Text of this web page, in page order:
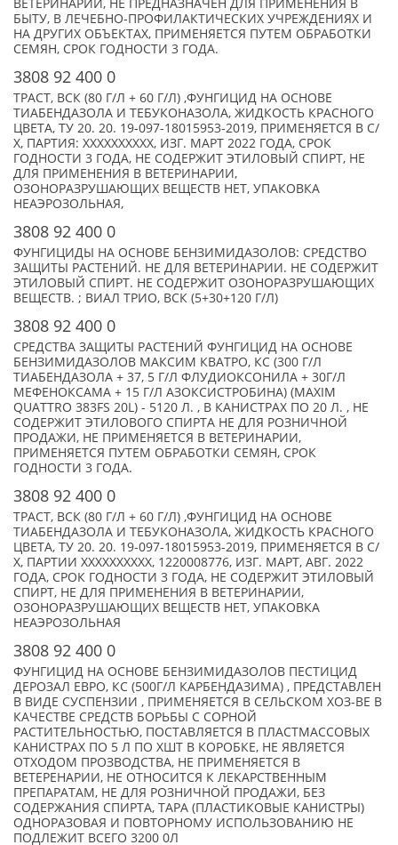
ВЕТЕРИНАРИИ, НЕ ПРЕДНАЗНАЧЕН ДЛЯ ПРИМЕНЕНИЯ В
БЫТУ, В ЛЕЧЕБНО-ПРОФИЛАКТИЧЕСКИХ УЧРЕЖДЕНИЯХ И
НА ДРУГИХ ОБЪЕКТАХ, ПРИМЕНЯЕТСЯ ПУТЕМ ОБРАБОТКИ
СЕМЯН, СРОК ГОДНОСТИ 3 ГОДА.
3808 92 400 0
ТРАСТ, ВСК (80 Г/Л + 60 Г/Л) ,ФУНГИЦИД НА ОСНОВЕ
ТИАБЕНДАЗОЛА И ТЕБУКОНАЗОЛА, ЖИДКОСТЬ КРАСНОГО
ЦВЕТА, ТУ 20. 20. 19-097-18015953-2019, ПРИМЕНЯЕТСЯ В С/
Х, ПАРТИЯ: XXXXXXXXXX, ИЗГ. МАРТ 2022 ГОДА, СРОК
ГОДНОСТИ 3 ГОДА, НЕ СОДЕРЖИТ ЭТИЛОВЫЙ СПИРТ, НЕ
ДЛЯ ПРИМЕНЕНИЯ В ВЕТЕРИНАРИИ,
ОЗОНОРАЗРУШАЮЩИХ ВЕЩЕСТВ НЕТ, УПАКОВКА
НЕАЭРОЗОЛЬНАЯ,
3808 92 400 0
ФУНГИЦИДЫ НА ОСНОВЕ БЕНЗИМИДАЗОЛОВ: СРЕДСТВО
ЗАЩИТЫ РАСТЕНИЙ. НЕ ДЛЯ ВЕТЕРИНАРИИ. НЕ СОДЕРЖИТ
ЭТИЛОВЫЙ СПИРТ. НЕ СОДЕРЖИТ ОЗОНОРАЗРУШАЮЩИХ
ВЕЩЕСТВ. ; ВИАЛ ТРИО, ВСК (5+30+120 Г/Л)
3808 92 400 0
СРЕДСТВА ЗАЩИТЫ РАСТЕНИЙ ФУНГИЦИД НА ОСНОВЕ
БЕНЗИМИДАЗОЛОВ МАКСИМ КВАТРО, КС (300 Г/Л
ТИАБЕНДАЗОЛА + 37, 5 Г/Л ФЛУДИОКСОНИЛА + 30Г/Л
МЕФЕНОКСАМА + 15 Г/Л АЗОКСИСТРОБИНА) (MAXIM
QUATTRO 383FS 20L) - 5120 Л. , В КАНИСТРАХ ПО 20 Л. , НЕ
СОДЕРЖИТ ЭТИЛОВОГО СПИРТА НЕ ДЛЯ РОЗНИЧНОЙ
ПРОДАЖИ, НЕ ПРИМЕНЯЕТСЯ В ВЕТЕРИНАРИИ,
ПРИМЕНЯЕТСЯ ПУТЕМ ОБРАБОТКИ СЕМЯН, СРОК
ГОДНОСТИ 3 ГОДА.
3808 92 400 0
ТРАСТ, ВСК (80 Г/Л + 60 Г/Л) ,ФУНГИЦИД НА ОСНОВЕ
ТИАБЕНДАЗОЛА И ТЕБУКОНАЗОЛА, ЖИДКОСТЬ КРАСНОГО
ЦВЕТА, ТУ 20. 20. 19-097-18015953-2019, ПРИМЕНЯЕТСЯ В С/
Х, ПАРТИИ XXXXXXXXXX, 1220008776, ИЗГ. МАРТ, АВГ. 2022
ГОДА, СРОК ГОДНОСТИ 3 ГОДА, НЕ СОДЕРЖИТ ЭТИЛОВЫЙ
СПИРТ, НЕ ДЛЯ ПРИМЕНЕНИЯ В ВЕТЕРИНАРИИ,
ОЗОНОРАЗРУШАЮЩИХ ВЕЩЕСТВ НЕТ, УПАКОВКА
НЕАЭРОЗОЛЬНАЯ
3808 92 400 0
ФУНГИЦИД НА ОСНОВЕ БЕНЗИМИДАЗОЛОВ ПЕСТИЦИД
ДЕРОЗАЛ ЕВРО, КС (500Г/Л КАРБЕНДАЗИМА) , ПРЕДСТАВЛЕН
В ВИДЕ СУСПЕНЗИИ , ПРИМЕНЯЕТСЯ В СЕЛЬСКОМ ХОЗ-ВЕ В
КАЧЕСТВЕ СРЕДСТВ БОРЬБЫ С СОРНОЙ
РАСТИТЕЛЬНОСТЬЮ, ПОСТАВЛЯЕТСЯ В ПЛАСТМАССОВЫХ
КАНИСТРАХ ПО 5 Л ПО XШТ В КОРОБКЕ, НЕ ЯВЛЯЕТСЯ
ОТХОДОМ ПРОЗВОДСТВА, НЕ ПРИМЕНЯЕТСЯ В
ВЕТЕРЕНАРИИ, НЕ ОТНОСИТСЯ К ЛЕКАРСТВЕННЫМ
ПРЕПАРАТАМ, НЕ ДЛЯ РОЗНИЧНОЙ ПРОДАЖИ, БЕЗ
СОДЕРЖАНИЯ СПИРТА, ТАРА (ПЛАСТИКОВЫЕ КАНИСТРЫ)
ОДНОРАЗОВАЯ И ПОВТОРНОМУ ИСПОЛЬЗОВАНИЮ НЕ
ПОДЛЕЖИТ ВСЕГО 3200 0Л